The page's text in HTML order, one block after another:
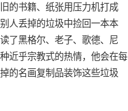
的书籍、纸张用压力机打成
人丢掉的垃圾中捡回一本本
了黑格尔、老子、歌德、尼
近乎宗教式的热情，他会在每
的名画复制品装饰这些垃圾